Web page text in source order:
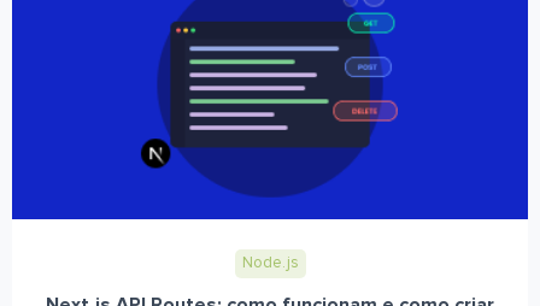
Node.js